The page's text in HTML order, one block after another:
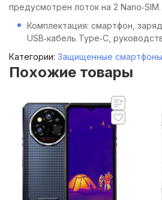
предусмотрен лоток на 2 Nano‑SIM.
Комплектация: смартфон,
USB‑кабель Type‑C,
Категории: Защищенные смартфоны
Похожие товары